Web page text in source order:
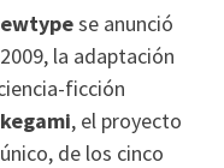
se anunció
la adaptación
ficción
, el proyecto
de los cinco